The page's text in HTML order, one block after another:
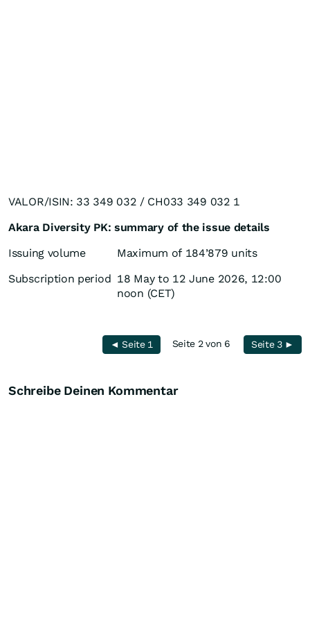
VALOR/ISIN: 33 349 032 / CH033 349 032 1
Akara Diversity PK: summary of the issue details
Issuing volume
Maximum of 184’879 units
Subscription period 18 May to 12 June 2026, 12:00
noon (CET)
◄ Seite 1 Seite 2 von 6 Seite 3 ►
Schreibe Deinen Kommentar